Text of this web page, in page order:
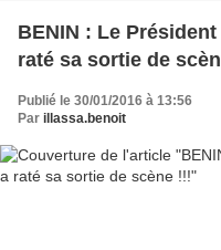
BENIN : Le
raté sa sortie de
Publié le 30/01/2016 à 13:56
Par illassa.benoit